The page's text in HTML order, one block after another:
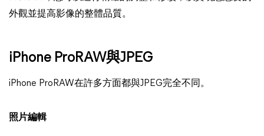
外觀並提高影像的整體品質。
iPhone ProRAW與JPEG
iPhone ProRAW在許多方面都與JPEG完全不同。
照片編輯